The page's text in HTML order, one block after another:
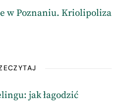
w Poznaniu. Kriolipoliza
jak łagodzić